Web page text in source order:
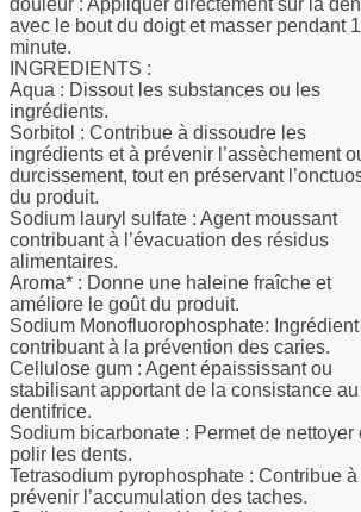
douleur : Appliquer directement sur la
avec le bout du doigt et masser pendant 1
minute.
INGREDIENTS :
Aqua : Dissout les substances ou les
ingrédients.
Sorbitol : Contribue à dissoudre les
ingrédients et à prévenir l’assèchement
durcissement, tout en préservant
du produit.
Sodium lauryl sulfate : Agent moussant
contribuant à l’évacuation des résidus
alimentaires.
Aroma* : Donne une haleine fraîche et
améliore le goût du produit.
Sodium Monofluorophosphate:
contribuant à la prévention des caries.
Cellulose gum : Agent épaississant ou
stabilisant apportant de la consistance au
dentifrice.
Sodium bicarbonate : Permet de nettoyer
polir les dents.
Tetrasodium pyrophosphate : Contribue à
prévenir l’accumulation des taches.